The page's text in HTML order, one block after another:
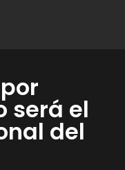
será el
del